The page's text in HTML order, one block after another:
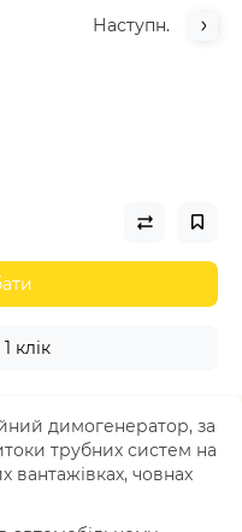
Наступн.
клік
димогенератор, за
трубних систем на
вантажівках, човнах